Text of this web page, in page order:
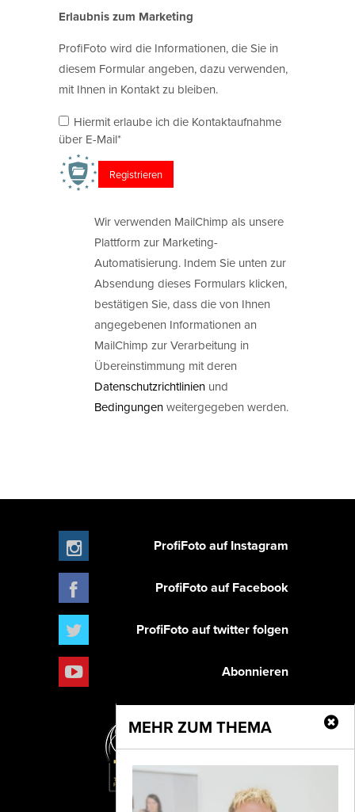
Erlaubnis zum Marketing
ProfiFoto wird die Informationen, die Sie in
diesem Formular angeben, dazu verwenden,
mit Ihnen in Kontakt zu bleiben.
Hiermit erlaube ich die Kontaktaufnahme
über E-Mail*
Wir verwenden MailChimp als unsere
Plattform zur Marketing-
Automatisierung. Indem Sie unten zur
Absendung dieses Formulars klicken,
bestätigen Sie, dass die von Ihnen
angegebenen Informationen an
MailChimp zur Verarbeitung in
Übereinstimmung mit deren
Datenschutzrichtlinien und
Bedingungenweitergegeben werden.
MEHR ZUM THEMA
ProfiFoto auf Instagram
ProfiFoto auf Facebook
ProfiFoto auf twitter folgen
Abonnieren